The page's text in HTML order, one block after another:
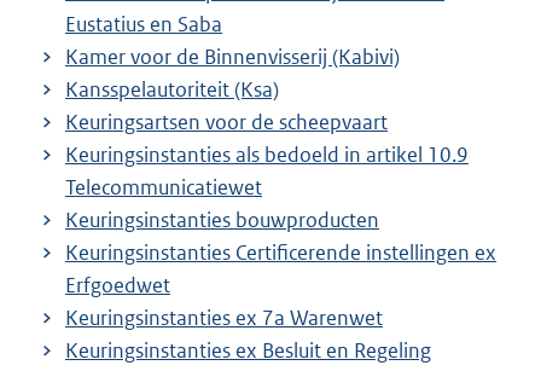
Eustatius en Saba
Kamer voor de Binnenvisserij (Kabivi)
Kansspelautoriteit (Ksa)
Keuringsartsen voor de scheepvaart
Keuringsinstanties als bedoeld in artikel 10.9
Telecommunicatiewet
Keuringsinstanties bouwproducten
Keuringsinstanties Certificerende instellingen ex
Erfgoedwet
Keuringsinstanties ex 7a Warenwet
Keuringsinstanties ex Besluit en Regeling